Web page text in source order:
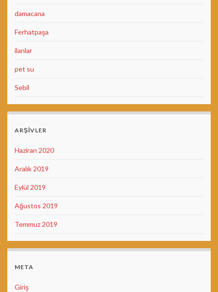
damacana
Ferhatpaşa
ilanlar
pet su
Sebil
ARŞIVLER
Haziran 2020
Aralık 2019
Eylül 2019
Ağustos 2019
Temmuz 2019
META
Giriş